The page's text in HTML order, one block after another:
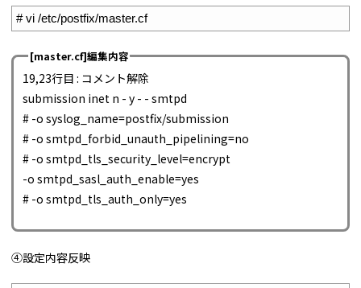
# vi /etc/postfix/master.cf
[master.cf]編集内容
19,23行目 : コメント解除
submission inet n - y - - smtpd
# -o syslog_name=postfix/submission
# -o smtpd_forbid_unauth_pipelining=no
# -o smtpd_tls_security_level=encrypt
-o smtpd_sasl_auth_enable=yes
# -o smtpd_tls_auth_only=yes
④設定内容反映